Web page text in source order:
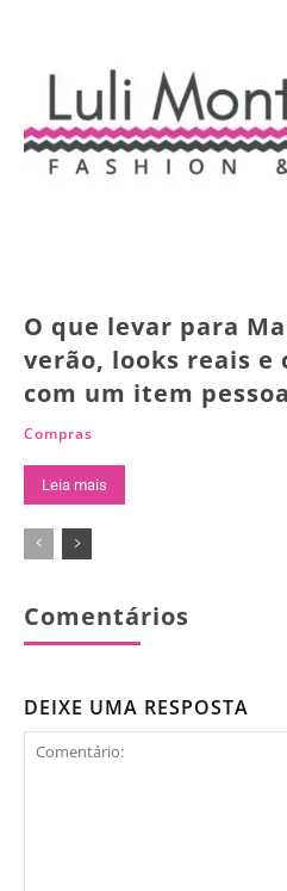
O que levar para
verão, looks reais e
com um item
Compras
Leia mais
Comentários
DEIXE UMA RESPOSTA